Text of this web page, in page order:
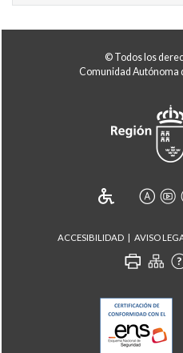
© Todos los
Comunidad Autónoma
ACCESIBILIDAD AVISO